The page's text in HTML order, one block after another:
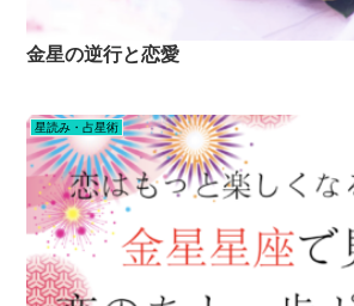
金星の逆行と恋愛
星読み・占星術